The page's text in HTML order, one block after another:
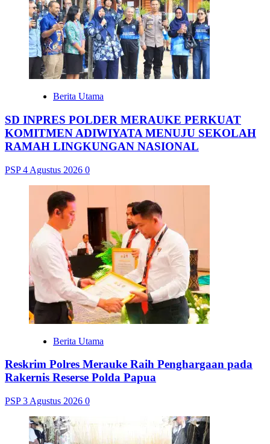
Berita Utama
SD INPRES POLDER MERAUKE PERKUAT
KOMITMEN ADIWIYATA MENUJU SEKOLAH
RAMAH LINGKUNGAN NASIONAL
PSP4 Agustus 2026 0
Berita Utama
Reskrim Polres Merauke Raih Penghargaan pada
Rakernis Reserse Polda Papua
PSP3 Agustus 2026 0